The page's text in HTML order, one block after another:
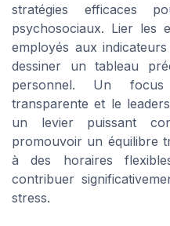
stratégies efficaces
psychosociaux. Lier les
employés aux
dessiner un tableau
personnel. Un
transparente et le
un levier puissant
promouvoir un équilibre
à des horaires
contribuer
stress.